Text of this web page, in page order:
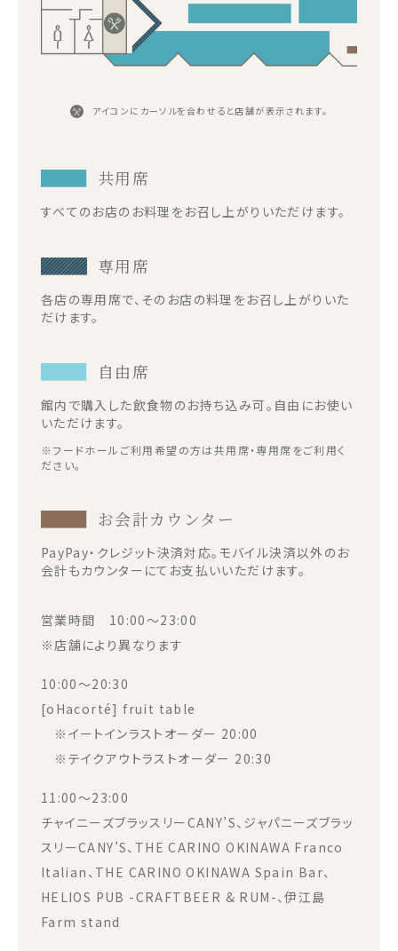
アイコンにカーソルを合わせると店舗が表示されます。
共用席
すべてのお店のお料理をお召し上がりいただけます。
専用席
各店の専用席で、そのお店の料理をお召し上がりいた
だけます。
自由席
館内で購入した飲食物のお持ち込み可。自由にお使い
いただけます。
※フードホールご利用希望の方は共用席・専用席をご利用く
ださい。
お会計カウンター
PayPay・クレジット決済対応。モバイル決済以外のお
会計もカウンターにてお支払いいただけます。
営業時間 10:00～23:00
※店舗により異なります
10:00～20:30
[oHacorté] fruit table
※イートインラストオーダー 20:00
※テイクアウトラストオーダー 20:30
11:00～23:00
チャイニーズブラッスリーCANY’S、ジャパニーズブラッ
スリーCANY’S、THE CARINO OKINAWA Franco
Italian、THE CARINO OKINAWA Spain Bar、
HELIOS PUB -CRAFTBEER & RUM-、伊江島
Farm stand